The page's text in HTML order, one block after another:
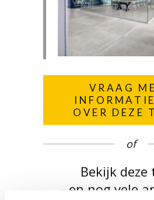
VRAAG
OVER DEZE
of
Bekijk deze
- en nog vele